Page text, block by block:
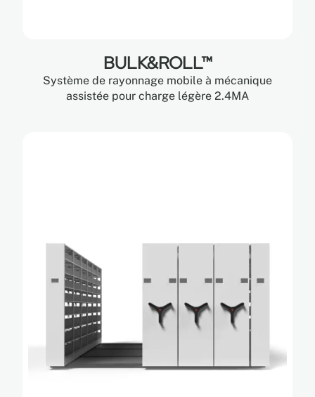
BULK&ROLL™
Système de rayonnage mobile à mécanique
assistée pour charge légère 2.4MA